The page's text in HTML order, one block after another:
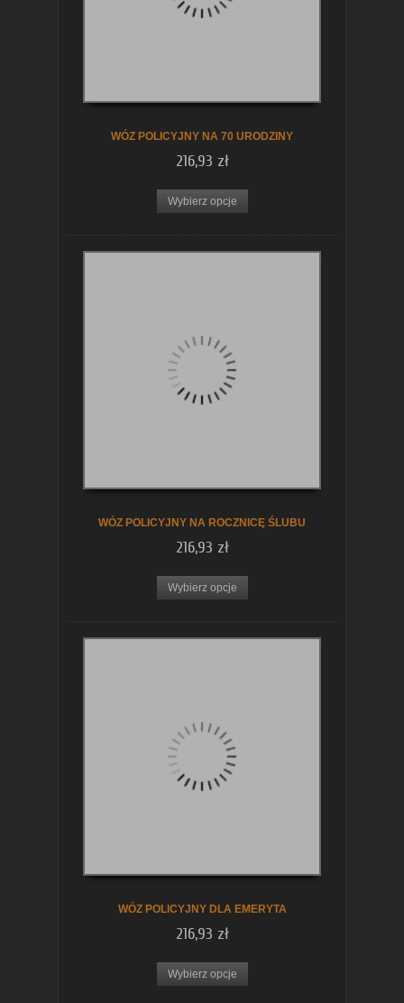
WÓZ POLICYJNY NA 70 URODZINY
216,93 zł
Wybierz opcje
WÓZ POLICYJNY NA ROCZNICĘ ŚLUBU
216,93 zł
Wybierz opcje
WÓZ POLICYJNY DLA EMERYTA
216,93 zł
Wybierz opcje